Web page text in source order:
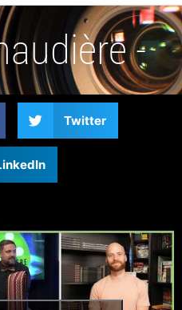
-
Twitter